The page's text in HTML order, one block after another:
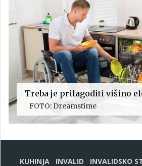
Treba je prilagoditi višino
FOTO: Dreamstime
KUHINJA INVALID
INVALIDSKO